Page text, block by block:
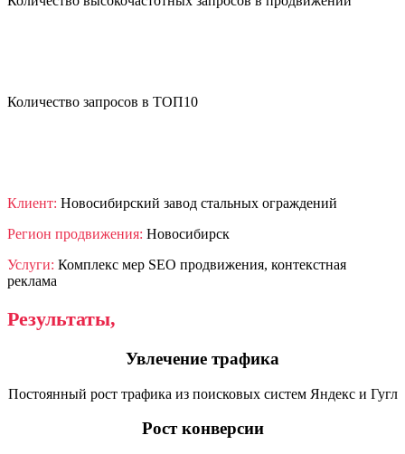
Количество запросов в ТОП10
Клиент: Новосибирский завод стальных ограждений
Регион продвижения: Новосибирск
Услуги: Комплекс мер SEO продвижения, контекстная
реклама
Результаты,
Увлечение трафика
Постоянный рост трафика из поисковых систем Яндекс и Гугл
Рост конверсии